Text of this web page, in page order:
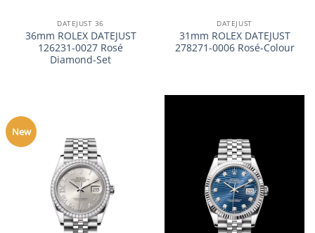
DATEJUST 36
36mm ROLEX DATEJUST
126231-0027 Rosé
Diamond-Set
DATEJUST
31mm ROLEX DATEJUST
278271-0006 Rosé-Colour
New